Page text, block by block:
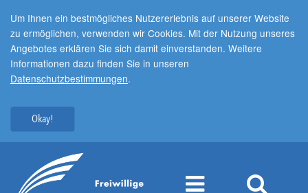
Um Ihnen ein bestmögliches Nutzererlebnis auf unserer Website
zu ermöglichen, verwenden wir Cookies. Mit der Nutzung unseres
Angebotes erklären Sie sich damit einverstanden. Weitere
Informationen dazu finden Sie in unseren
Datenschutzbestimmungen.
Okay!